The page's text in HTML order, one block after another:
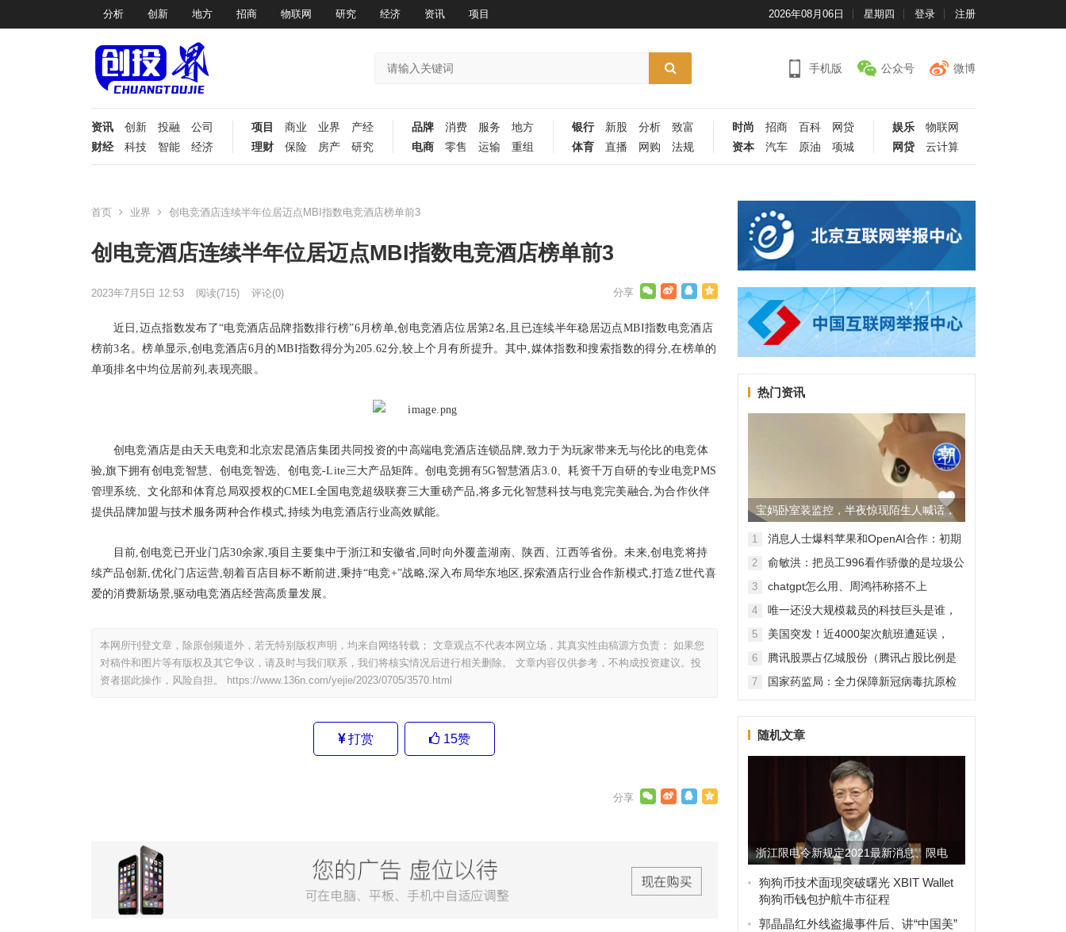
分析 创新 地方 招商 物联网 研究 经济 资讯 项目 2026年08月06日 星期四 登录 注册
手机版 公众号 微博
资讯 创新 投融
公司
财经
科技 智能 经济
项目 商业 业界
产经
理财
保险 房产 研究
品牌 消费 服务
地方
电商
零售 运输 重组
银行 新股 分析
致富
体育
直播 网购 法规
时尚 招商 百科
网贷
资本
汽车 原油 项城
娱乐
物联网
网贷
云计算
首页 业界 创电竞酒店连续半年位居迈点MBI指数电竞酒店榜单前3
创电竞酒店连续半年位居迈点MBI指数电竞酒店榜单前3
2023年7月5日 12:53 阅读(715) 评论(0)
近日 ,迈点指数发布了“电竞酒店品牌指数排行榜”6月榜单,创电竞酒店位居第2名,且已连续半年稳居迈点MBI指数电竞酒店
榜前3名。榜单显示,创电竞酒店6月的MBI指数得分为205.62分,较上个月有所提升。其中,媒体指数和搜索指数的得分,在榜单的
单项排名中均位居前列,表现亮眼。
创电竞酒店是由天天电竞和北京宏昆酒店集团共同投资的中高端电竞酒店连锁品牌,致力于为玩家带来无与伦比的电竞体
验,旗下拥有创电竞智慧、创电竞智选、创电竞-Lite三大产品矩阵。创电竞拥有5G智慧酒店3.0、耗资千万自研的专业电竞PMS
管理系统、文化部和体育总局双授权的CMEL全国电竞超级联赛三大重磅产品,将多元化智慧科技与电竞完美融合,为合作伙伴
提供品牌加盟与技术服务两种合作模式,持续为电竞酒店行业高效赋能。
目前,创电竞已开业门店30余家,项目主要集中于浙江和安徽省,同时向外覆盖湖南、陕西、江西等省份。未来,创电竞将持
续产品创新,优化门店运营,朝着百店目标不断前进,秉持“电竞+”战略,深入布局华东地区,探索酒店行业合作新模式,打造Z世代喜
爱的消费新场景,驱动电竞酒店经营高质量发展。
本网所刊登文章，除原创频道外，若无特别版权声明，均来自网络转载； 文章观点不代表本网立场，其真实性由稿源方负责； 如果您
对稿件和图片等有版权及其它争议，请及时与我们联系，我们将核实情况后进行相关删除。 文章内容仅供参考，不构成投资建议。投
资者据此操作，风险自担。
https://www.136n.com/yejie/2023/0705/3570.html
打赏 15赞
热门资讯
宝妈卧室装监控，半夜惊现陌生人喊话，
警方已介入调查
1
消息人士爆料苹果和OpenAI合作：初期
无现金交易、未来探索分成佣金
2
俞敏洪：把员工996看作骄傲的是垃圾公
司，建议24节气都放假
3
chatgpt怎么用、周鸿祎称搭不上
ChatGPT企业会被淘汰
4
唯一还没大规模裁员的科技巨头是谁，
苹果还能扛多久？
5
美国突发！近4000架次航班遭延误，
2000架次航班被取消
6
腾讯股票占亿城股份（腾讯占股比例是
怎样的？）
7
国家药监局：全力保障新冠病毒抗原检
随机文章
浙江限电令新规定2021最新消息、限电
令到什么时候结束？
狗狗币技术面现突破曙光 XBIT Wallet
狗狗币钱包护航牛市征程
郭晶晶红外线盗撮事件后、讲“中国美”